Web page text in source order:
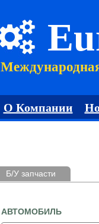
О Компании
Б/У запчасти
АВТОМОБИЛЬ